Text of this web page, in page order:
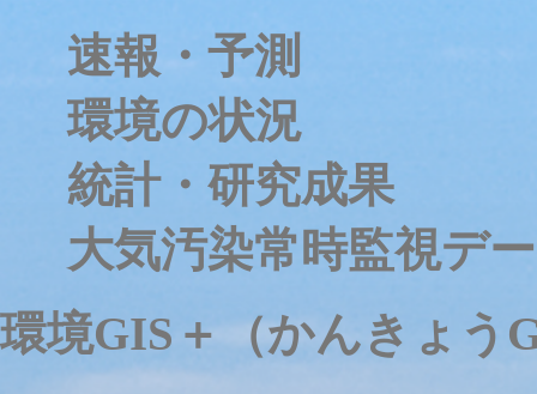
速報・予測
環境の状況
統計・研究成果
大気汚染常時監視デ
環境GIS＋（かんきょう